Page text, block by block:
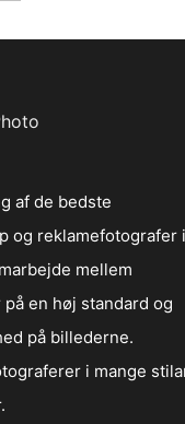
af de bedste
og reklamefotografer i
mellem
en høj standard og
på billederne.
i mange